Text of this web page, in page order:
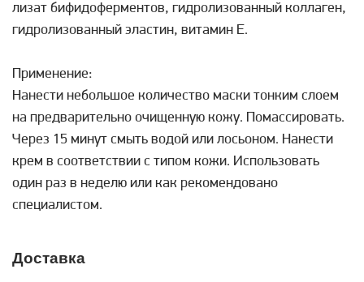
лизат бифидоферментов, гидролизованный коллаген,
гидролизованный эластин, витамин Е.
Применение:
Нанести небольшое количество маски тонким слоем
на предварительно очищенную кожу. Помассировать.
Через 15 минут смыть водой или лосьоном. Нанести
крем в соответствии с типом кожи. Использовать
один раз в неделю или как рекомендовано
специалистом.
Доставка